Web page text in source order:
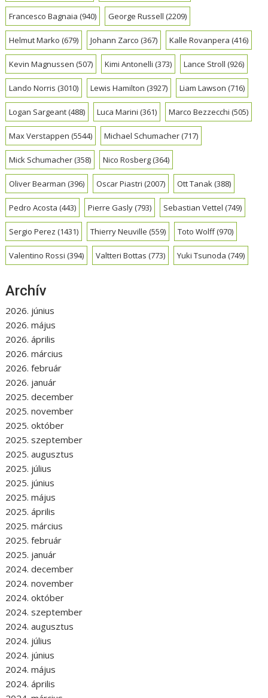
Francesco Bagnaia (940) George Russell (2209)
Helmut Marko (679) Johann Zarco (367) Kalle Rovanpera (416)
Kevin Magnussen (507) Kimi Antonelli (373) Lance Stroll (926)
Lando Norris (3010) Lewis Hamilton (3927) Liam Lawson (716)
Logan Sargeant(488) Luca Marini (361) Marco Bezzecchi (505)
Max Verstappen (5544) Michael Schumacher(717)
Mick Schumacher(358) Nico Rosberg(364)
Oliver Bearman (396) Oscar Piastri (2007) Ott Tanak(388)
Pedro Acosta (443) Pierre Gasly(793) Sebastian Vettel (749)
Sergio Perez (1431) Thierry Neuville (559) Toto Wolff(970)
Valentino Rossi (394) Valtteri Bottas (773) Yuki Tsunoda (749)
Archív
2026. június
2026. május
2026. április
2026. március
2026. február
2026. január
2025. december
2025. november
2025. október
2025. szeptember
2025. augusztus
2025. július
2025. június
2025. május
2025. április
2025. március
2025. február
2025. január
2024. december
2024. november
2024. október
2024. szeptember
2024. augusztus
2024. július
2024. június
2024. május
2024. április